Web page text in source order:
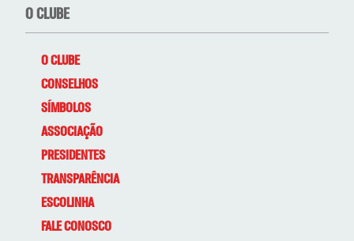
O CLUBE
O CLUBE
CONSELHOS
SÍMBOLOS
ASSOCIAÇÃO
PRESIDENTES
TRANSPARÊNCIA
ESCOLINHA
FALE CONOSCO